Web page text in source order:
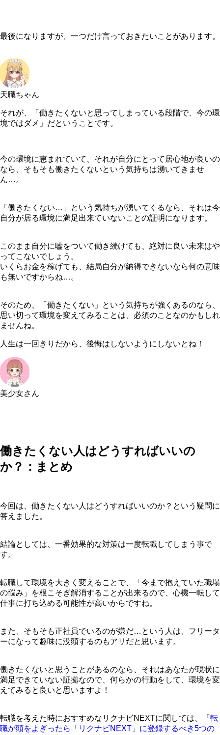
最後になりますが、一つだけ言っておきたいことがあります。
天職ちゃん
それが、「働きたくないと思ってしまっている段階で、今の環
境ではダメ」だということです。
今の環境に恵まれていて、それが自分にとって居心地が良いの
なら、そもそも働きたくないという気持ちは湧いてきませ
ん…。
「働きたくない…」という気持ちが湧いてくるなら、 それは今
自分が居る環境に満足出来ていないことの証明になります。
このまま自分に嘘をついて働き続けても、絶対に良い未来はや
ってこないでしょう。
いくらお金を稼げても、結局自分が納得できないなら何の意味
も無いですからね…。
そのため、「働きたくない」という気持ちが強くあるのなら、
思い切って環境を変えてみることは、必須のことなのかもしれ
ませんね。
人生は一回きりだから、後悔はしないようにしないとね！
美少女さん
働きたくない人はどうすればいいの
か？：まとめ
今回は、働きたくない人はどうすればいいのか？という疑問に
答えました。
結論としては、一番効果的な対策は一度転職してしまう事で
す。
転職して環境を大きく変えることで、「今まで抱えていた職場
の悩み」を根こそぎ解消することが出来るので、心機一転して
仕事に打ち込める可能性が高いからですね。
また、そもそも正社員でいるのが嫌だ…という人は、フリータ
ーになって趣味に没頭するのもアリだと思います。
働きたくないと思うことがあるのなら、それはあなたが現状に
満足できていない証拠なので、何らかの行動をして、環境を変
えてみると良いと思いますよ！
転職を考えた時におすすめなリクナビNEXTに関しては、『転
職が頭をよぎったら「リクナビNEXT」に登録するべき5つの